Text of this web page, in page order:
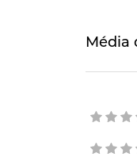
Média